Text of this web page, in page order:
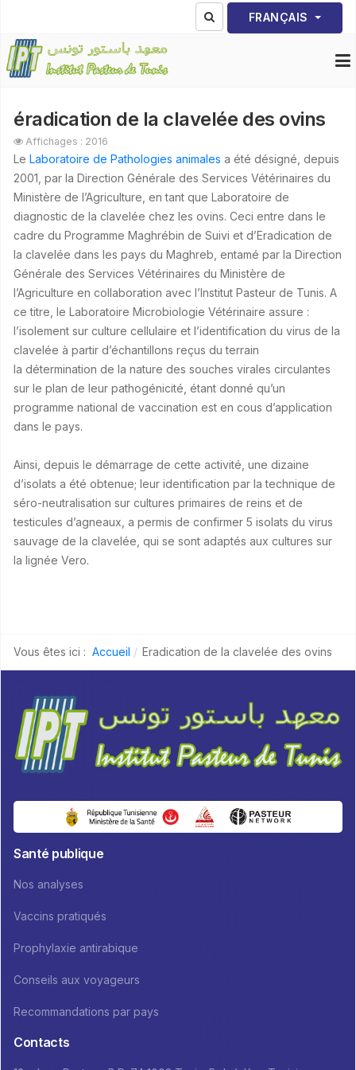
Sélectionnez votre
FRANÇAIS
éradication de la clavelée des ovins
Affichages : 2016
Le Laboratoire de Pathologies animales a été désigné, depuis
2001, par la Direction Générale des Services Vétérinaires du
Ministère de l’Agriculture, en tant que Laboratoire de
diagnostic de la clavelée chez les ovins. Ceci entre dans le
cadre du Programme Maghrébin de Suivi et d’Eradication de
la clavelée dans les pays du Maghreb, entamé par la Direction
Générale des Services Vétérinaires du Ministère de
l’Agriculture en collaboration avec l’Institut Pasteur de Tunis. A
ce titre, le Laboratoire Microbiologie Vétérinaire assure :
l’isolement sur culture cellulaire et l’identification du virus de la
clavelée à partir d’échantillons reçus du terrain
la détermination de la nature des souches virales circulantes
sur le plan de leur pathogénicité, étant donné qu’un
programme national de vaccination est en cous d’application
dans le pays.
Ainsi, depuis le démarrage de cette activité, une dizaine
d’isolats a été obtenue; leur identification par la technique de
séro-neutralisation sur cultures primaires de reins et de
testicules d’agneaux, a permis de confirmer 5 isolats du virus
sauvage de la clavelée, qui se sont adaptés aux cultures sur
la lignée Vero.
Vous êtes ici : Accueil Eradication de la clavelée des ovins
Santé publique
Nos analyses
Vaccins pratiqués
Prophylaxie antirabique
Conseils aux voyageurs
Recommandations par pays
Contacts